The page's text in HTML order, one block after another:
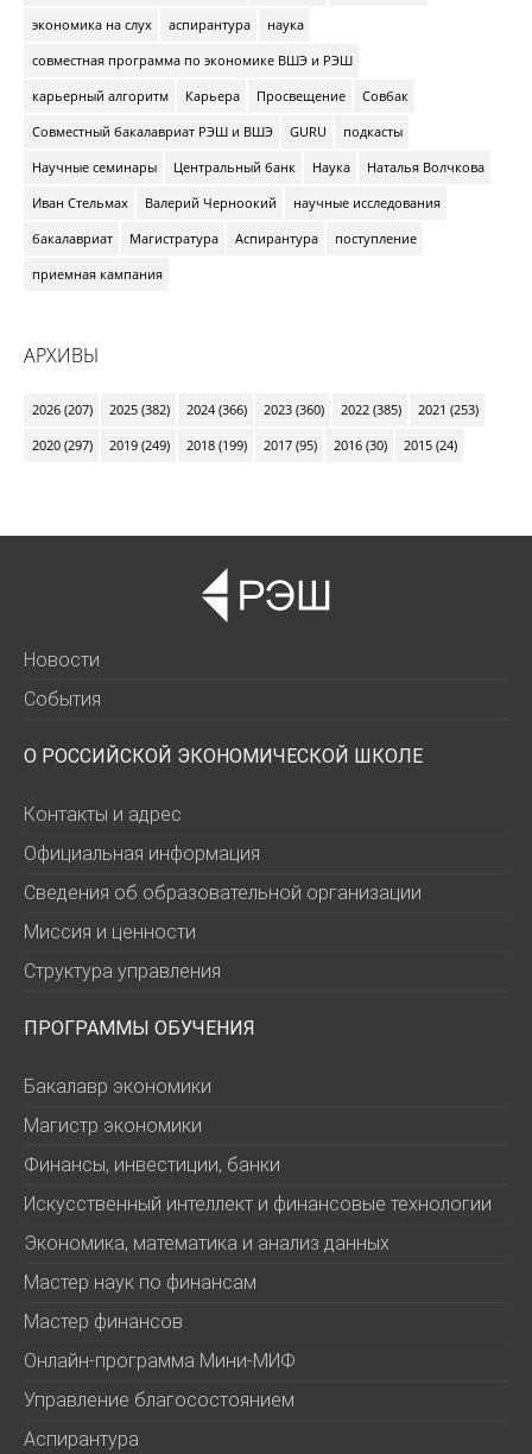
экономика на слух
аспирантура
наука
совместная программа по экономике ВШЭ и РЭШ
карьерный алгоритм
Карьера Просвещение
Совбак
Совместный бакалавриат РЭШ и ВШЭ
GURU
подкасты
Научные семинары
Центральный банк Наука
Наталья Волчкова
Иван Стельмах
Валерий Черноокий
научные исследования
бакалавриат
Магистратура Аспирантура
поступление
приемная кампания
АРХИВЫ
2026 (207) 2025 (382) 2024 (366) 2023 (360) 2022 (385)
2021 (253)
2020 (297)
2019 (249) 2018 (199) 2017 (95) 2016 (30) 2015 (24)
Новости
События
О РОССИЙСКОЙ ЭКОНОМИЧЕСКОЙ ШКОЛЕ
Контакты и адрес
Официальная информация
Сведения об образовательной организации
Миссия и ценности
Структура управления
ПРОГРАММЫ ОБУЧЕНИЯ
Бакалавр экономики
Магистр экономики
Финансы, инвестиции, банки
Искусственный интеллект и финансовые технологии
Экономика, математика и анализ данных
Мастер наук по финансам
Мастер финансов
Онлайн-программа Мини-МИФ
Управление благосостоянием
Аспирантура